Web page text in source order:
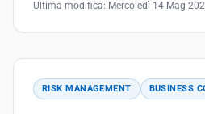
Ultima modifica: Mercoledì 14 Mag
RISK MANAGEMENT BUSINESS